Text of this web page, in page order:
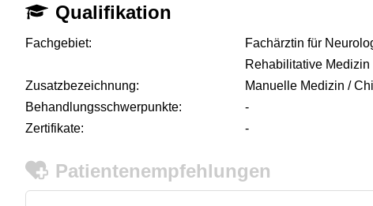
Qualifikation
Fachgebiet:
Fachärztin für
Rehabilitative Medizin
Zusatzbezeichnung:
Manuelle Medizin /
Behandlungsschwerpunkte:
-
Zertifikate:
-
Patientenempfehlungen